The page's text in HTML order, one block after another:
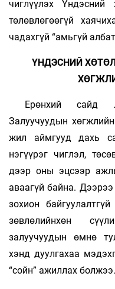
чиглүүлэх Үндэсний
төлөвлөгөөгүй
чадахгүй “амьгүй
ҮНДЭСНИЙ
Ерөнхий сайд
Залуучуудын
жил аймгууд дахь
нэгүүрэг чиглэл,
дээр оны эцсээр
аваагүй байна.
зохион
зөвлөлийнхөн
залуучуудын өмнө
хэнд дуулгахаа
“сойн” ажиллах болжээ.